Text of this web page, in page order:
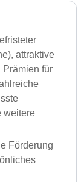
attraktive
Prämien für
weitere
Förderung